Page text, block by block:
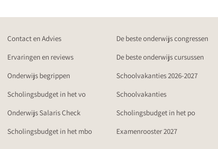
Contact en Advies
De beste onderwijs congressen
Ervaringen en reviews
De beste onderwijs cursussen
Onderwijs begrippen
Schoolvakanties 2026-2027
Scholingsbudget in het vo
Schoolvakanties
Onderwijs Salaris Check
Scholingsbudget in het po
Scholingsbudget in het mbo
Examenrooster 2027